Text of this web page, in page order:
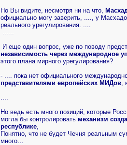
Но Вы видите, несмотря ни на что,
официально могу заверить, ...., у
реального урегулирования. ....
......
И еще один вопрос, уже по поводу
независимость через международное
этого плана мирного урегулирования?
- .... пока нет официального
представителями европейских МИДов,
....
Но ведь есть много позиций, которые
могла бы контролировать механизм
республике,
Понятно, что не будет Чечня реальным
много…